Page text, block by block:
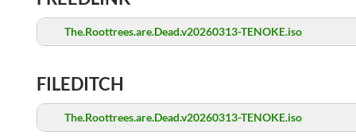
The.Roottrees.are.Dead.v20260313-TENOKE.iso
FILEDITCH
The.Roottrees.are.Dead.v20260313-TENOKE.iso